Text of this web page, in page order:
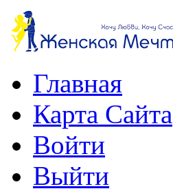
Главная
Карта Сайта
Войти
Выйти